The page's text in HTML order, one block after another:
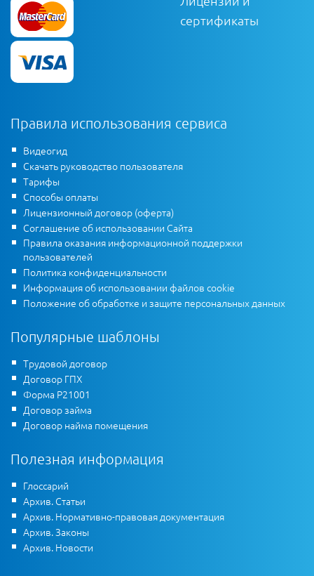
сертификаты
Правила использования сервиса
Видеогид
Скачать руководство пользователя
Тарифы
Способы оплаты
Лицензионный договор (оферта)
Соглашение об использовании Сайта
Правила оказания информационной поддержки
пользователей
Политика конфиденциальности
Информация об использовании файлов cookie
Положение об обработке и защите персональных данных
Популярные шаблоны
Трудовой договор
Договор ГПХ
Форма Р21001
Договор займа
Договор найма помещения
Полезная информация
Глоссарий
Архив. Статьи
Архив. Нормативно-правовая документация
Архив. Законы
Архив. Новости